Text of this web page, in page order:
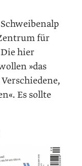
für
hier
»das
Es sollte